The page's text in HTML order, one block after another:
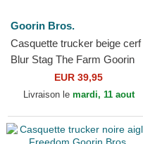
Goorin Bros.
Casquette trucker beige cerf
Blur Stag The Farm Goorin
EUR 39,95
Livraison le mardi, 11 aout